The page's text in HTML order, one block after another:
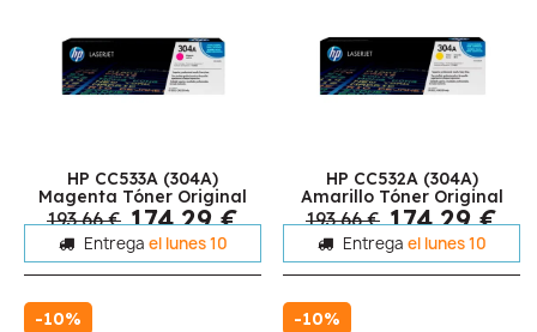
HP CC533A (304A)
Magenta Tóner Original
193,66 € 174,29 €
Entrega el lunes 10
HP CC532A (304A)
Amarillo Tóner Original
193,66 € 174,29 €
Entrega el lunes 10
-10% -10%